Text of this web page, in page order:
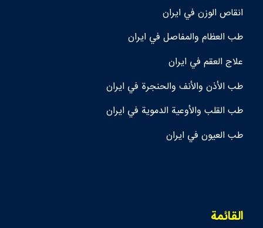
انقاص الوزن في ايران
طب العظام والمفاصل في ايران
علاج العقم في ايران
طب الأذن والأنف والحنجرة في ايران
طب القلب والأوعية الدموية في ايران
طب العيون في ايران
القائمة